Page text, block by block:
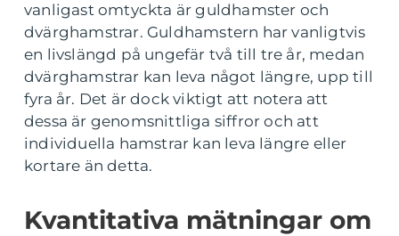
vanligast omtyckta är guldhamster och
dvärghamstrar. Guldhamstern har vanligtvis
en livslängd på ungefär två till tre år, medan
dvärghamstrar kan leva något längre, upp till
fyra år. Det är dock viktigt att notera att
dessa är genomsnittliga siffror och att
individuella hamstrar kan leva längre eller
kortare än detta.
Kvantitativa mätningar om